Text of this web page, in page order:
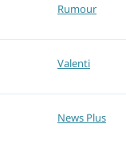
Rumour
Valenti
News Plus